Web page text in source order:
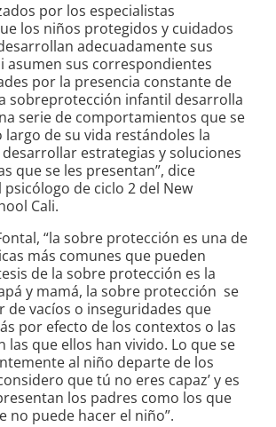
por los especialistas
los niños protegidos y cuidados
adecuadamente sus
asumen sus correspondientes
por la presencia constante de
sobreprotección infantil desarrolla
serie de comportamientos que se
de su vida restándoles la
estrategias y soluciones
que se les presentan”, dice
de ciclo 2 del New
Cali.
“la sobre protección es una de
más comunes que pueden
de la sobre protección es la
y mamá, la sobre protección se
de vacíos o inseguridades que
por efecto de los contextos o las
las que ellos han vivido. Lo que se
al niño departe de los
que tú no eres capaz’ y es
los padres como los que
no puede hacer el niño”.